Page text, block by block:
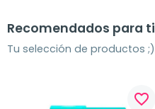
Recomendados para ti
Tu selección de productos ;)
favorite_border